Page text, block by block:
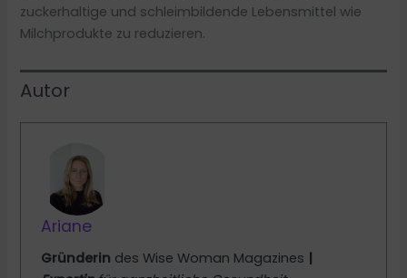
zuckerhaltige und schleimbildende Lebensmittel wie
Milchprodukte zu reduzieren.
Autor
Ariane
Gründerin des Wise Woman Magazines